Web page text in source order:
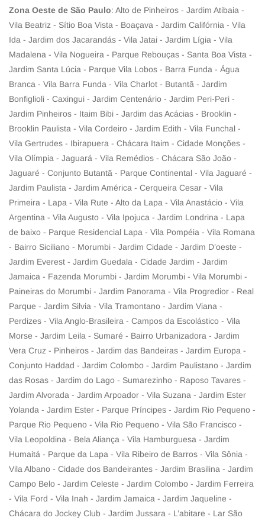
Zona Oeste de São Paulo: Alto de Pinheiros - Jardim Atibaia -
Vila Beatriz - Sítio Boa Vista - Boaçava - Jardim Califórnia - Vila
Ida - Jardim dos Jacarandás - Vila Jatai - Jardim Lígia - Vila
Madalena - Vila Nogueira - Parque Rebouças - Santa Boa Vista -
Jardim Santa Lúcia - Parque Vila Lobos - Barra Funda - Água
Branca - Vila Barra Funda - Vila Charlot - Butantã - Jardim
Bonfiglioli - Caxingui - Jardim Centenário - Jardim Peri-Peri -
Jardim Pinheiros - Itaim Bibi - Jardim das Acácias - Brooklin -
Brooklin Paulista - Vila Cordeiro - Jardim Edith - Vila Funchal -
Vila Gertrudes - Ibirapuera - Chácara Itaim - Cidade Monções -
Vila Olímpia - Jaguará - Vila Remédios - Chácara São João -
Jaguaré - Conjunto Butantã - Parque Continental - Vila Jaguaré -
Jardim Paulista - Jardim América - Cerqueira Cesar - Vila
Primeira - Lapa - Vila Rute - Alto da Lapa - Vila Anastácio - Vila
Argentina - Vila Augusto - Vila Ipojuca - Jardim Londrina - Lapa
de baixo - Parque Residencial Lapa - Vila Pompéia - Vila Romana
- Bairro Siciliano - Morumbi - Jardim Cidade - Jardim D’oeste -
Jardim Everest - Jardim Guedala - Cidade Jardim - Jardim
Jamaica - Fazenda Morumbi - Jardim Morumbi - Vila Morumbi -
Paineiras do Morumbi - Jardim Panorama - Vila Progredior - Real
Parque - Jardim Silvia - Vila Tramontano - Jardim Viana -
Perdizes - Vila Anglo-Brasileira - Campos da Escolástico - Vila
Morse - Jardim Leila - Sumaré - Bairro Urbanizadora - Jardim
Vera Cruz - Pinheiros - Jardim das Bandeiras - Jardim Europa -
Conjunto Haddad - Jardim Colombo - Jardim Paulistano - Jardim
das Rosas - Jardim do Lago - Sumarezinho - Raposo Tavares -
Jardim Alvorada - Jardim Arpoador - Vila Suzana - Jardim Ester
Yolanda - Jardim Ester - Parque Príncipes - Jardim Rio Pequeno -
Parque Rio Pequeno - Vila Rio Pequeno - Vila São Francisco -
Vila Leopoldina - Bela Aliança - Vila Hamburguesa - Jardim
Humaitá - Parque da Lapa - Vila Ribeiro de Barros - Vila Sônia -
Vila Albano - Cidade dos Bandeirantes - Jardim Brasilina - Jardim
Campo Belo - Jardim Celeste - Jardim Colombo - Jardim Ferreira
- Vila Ford - Vila Inah - Jardim Jamaica - Jardim Jaqueline -
Chácara do Jockey Club - Jardim Jussara - L’abitare - Lar São